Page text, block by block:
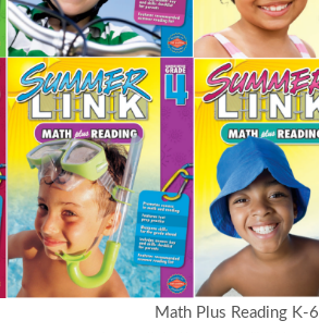
Math Plus Reading K-6